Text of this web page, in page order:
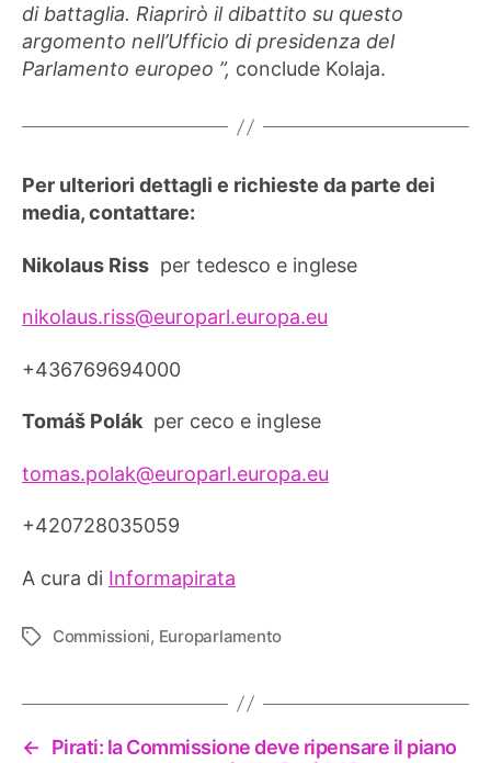
di battaglia. Riaprirò il dibattito su questo
argomento nell’Ufficio di presidenza del
Parlamento europeo ”, conclude Kolaja.
Per ulteriori dettagli e richieste da parte dei
media, contattare:
Nikolaus Riss per tedesco e inglese
nikolaus.riss@europarl.europa.eu
+436769694000
Tomáš Polák per ceco e inglese
tomas.polak@europarl.europa.eu
+420728035059
A cura di Informapirata
Tag Commissioni, Europarlamento
←
Pirati: la Commissione deve ripensare il piano